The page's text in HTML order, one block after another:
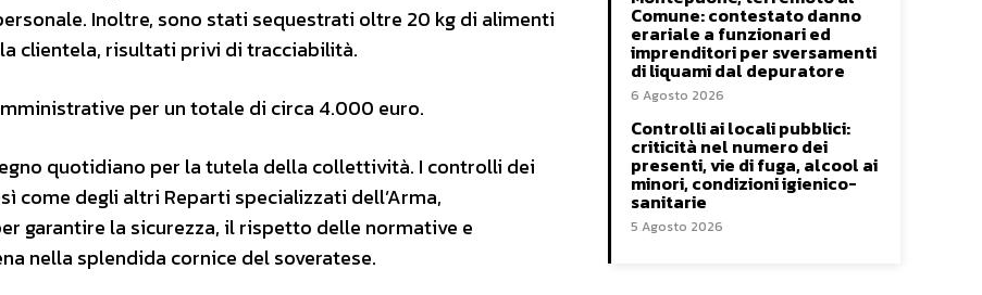
Inoltre, sono stati sequestrati oltre 20 kg di alimenti
clientela, risultati privi di tracciabilità.
per un totale di circa 4.000 euro.
quotidiano per la tutela della collettività. I controlli dei
come degli altri Reparti specializzati dell’Arma,
garantire la sicurezza, il rispetto delle normative e
nella splendida cornice del soveratese.
Comune: contestato danno
erariale a funzionari ed
imprenditori per sversamenti
di liquami dal depuratore
6 Agosto 2026
Controlli ai locali pubblici:
criticità nel numero dei
presenti, vie di fuga, alcool ai
minori, condizioni igienico-
sanitarie
5 Agosto 2026